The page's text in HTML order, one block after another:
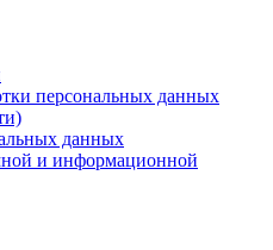
персональных данных
данных
и информационной